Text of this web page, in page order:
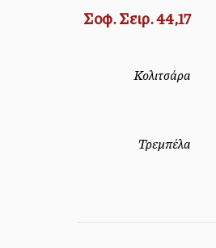
Σοφ. Σειρ. 44,17
Κολιτσάρα
Τρεμπέλα